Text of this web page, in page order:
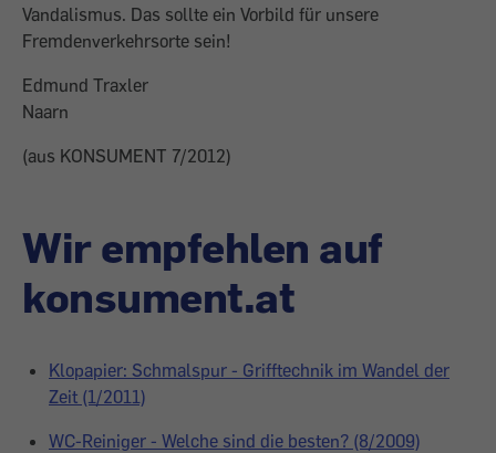
Vandalismus. Das sollte ein Vorbild für unsere
Fremdenverkehrsorte sein!
Edmund Traxler
Naarn
(aus KONSUMENT 7/2012)
Wir empfehlen auf
konsument.at
Klopapier: Schmalspur - Grifftechnik im Wandel der
Zeit (1/2011)
WC-Reiniger - Welche sind die besten? (8/2009)